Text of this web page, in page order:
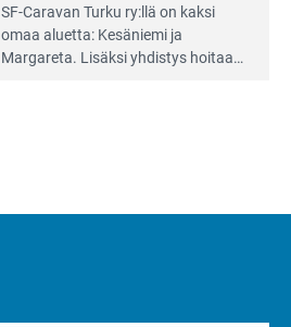
SF-Caravan Turku ry:llä on kaksi
omaa aluet­ta: Kesäniemi ja
Margareta. Lisäksi yhdis­tys hoitaa